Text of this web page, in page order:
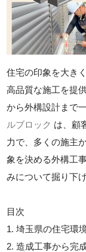
住宅の印象を大き
高品質な施工を提
から外構設計まで
ルブロック は、顧
力で、多くの施主
象を決める外構工
みについて掘り下
目次
1. 埼玉県の住宅環
2. 造成工事から完